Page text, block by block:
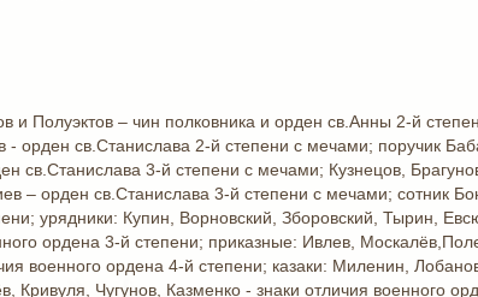
и Полуэктов – чин полковника и орден св.Анны 2-й
орден св.Станислава 2-й степени с мечами; поручик
св.Станислава 3-й степени с мечами; Кузнецов,
– орден св.Станислава 3-й степени с мечами; сотник
урядники: Купин, Ворновский, Зборовский, Тырин,
ордена 3-й степени; приказные: Ивлев,
военного ордена 4-й степени; казаки: Миленин,
Чугунов, Казменко - знаки отличия военного